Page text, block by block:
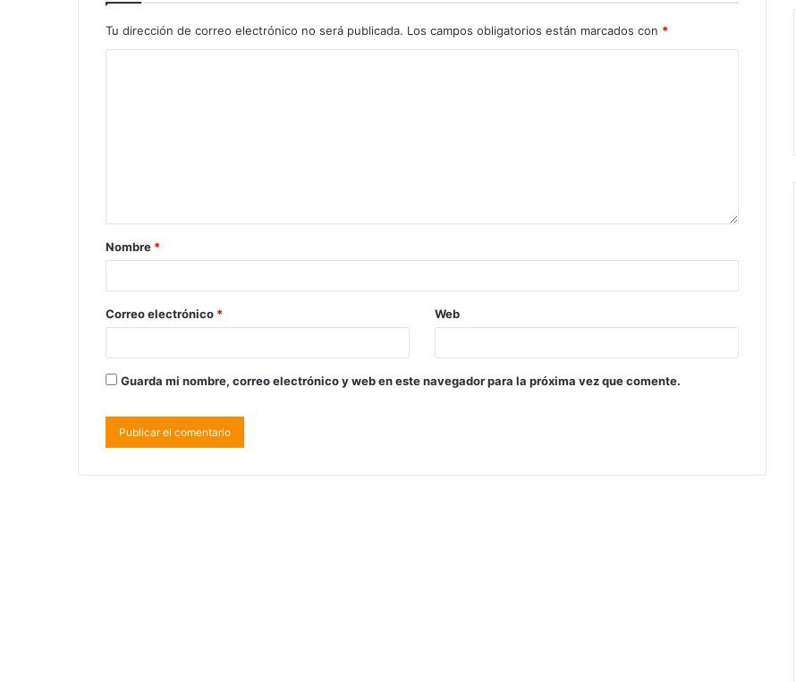
Tu dirección de correo electrónico no será publicada. Los campos obligatorios están marcados con *
Nombre *
Correo electrónico * Web
Guarda mi nombre, correo electrónico y web en este navegador para la próxima vez que comente.